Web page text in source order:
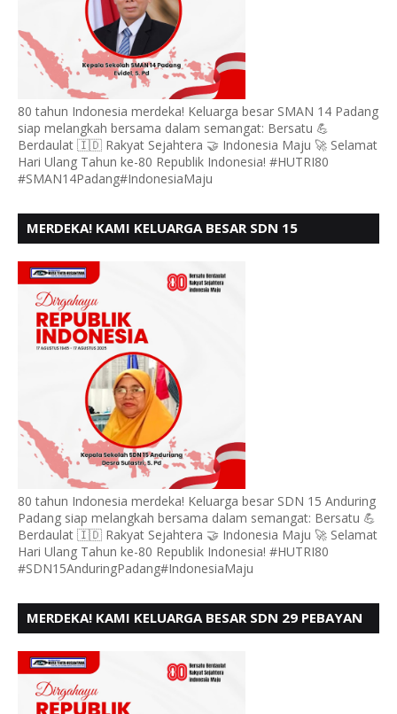
80 tahun Indonesia merdeka! Keluarga besar SMAN 14 Padang
siap melangkah bersama dalam semangat: Bersatu 💪
Berdaulat 🇮🇩 Rakyat Sejahtera 🤝 Indonesia Maju 🚀 Selamat
Hari Ulang Tahun ke-80 Republik Indonesia! #HUTRI80
#SMAN14Padang#IndonesiaMaju
MERDEKA! KAMI KELUARGA BESAR SDN 15
80 tahun Indonesia merdeka! Keluarga besar SDN 15 Anduring
Padang siap melangkah bersama dalam semangat: Bersatu 💪
Berdaulat 🇮🇩 Rakyat Sejahtera 🤝 Indonesia Maju 🚀 Selamat
Hari Ulang Tahun ke-80 Republik Indonesia! #HUTRI80
#SDN15AnduringPadang#IndonesiaMaju
MERDEKA! KAMI KELUARGA BESAR SDN 29 PEBAYAN
KE - 80